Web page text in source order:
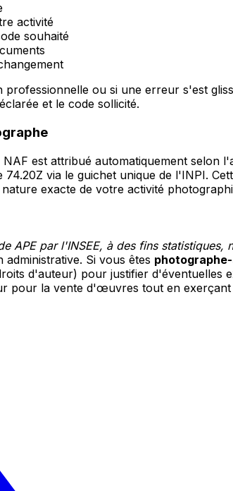
activité
souhaité
ou si une erreur s'est
et le code sollicité.
est attribué automatiquement selon
via le guichet unique de l'INPI.
exacte de votre activité
APE par l'INSEE, à des fins
Si vous êtes
d'auteur) pour justifier d'éventuelles
pour la vente d'œuvres tout en